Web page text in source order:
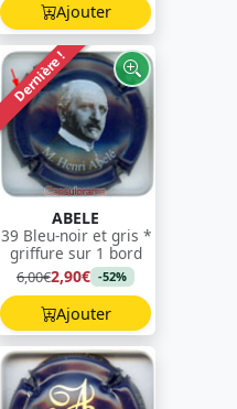
Ajouter
Dernière !
ABELE
39 Bleu-noir et gris *
griffure sur 1 bord
6,00€2,90€ -52%
Ajouter